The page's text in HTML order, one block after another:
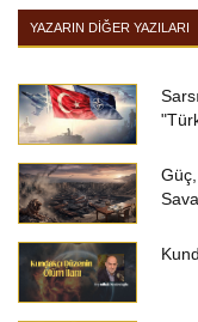
YAZARIN DIĞER YAZILARI
Güç,